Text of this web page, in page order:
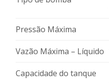
Pressão Máxima
Vazão Máxima – Líquido
Capacidade do tanque